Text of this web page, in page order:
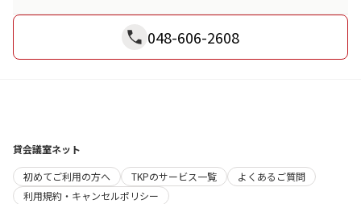
048-606-2608
貸会議室ネット
初めてご利用の方へ
TKPのサービス一覧
よくあるご質問
利用規約・キャンセルポリシー